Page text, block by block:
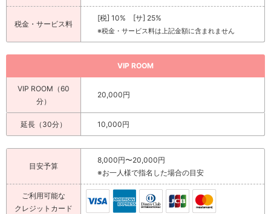
税金・サービス料
[税] 10% [サ] 25%
※税金・サービス料は上記金額に含まれません
VIP ROOM
VIP ROOM（60
分）
20,000円
延長（30分） 10,000円
目安予算
8,000円〜20,000円
※お一人様で指名した場合の目安
ご利用可能な
クレジットカード